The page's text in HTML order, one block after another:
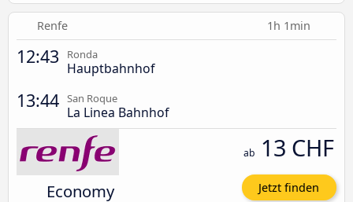
Renfe 1h 1min
12:43 Ronda
Hauptbahnhof
13:44 San Roque
La Linea Bahnhof
Economy
ab 13 CHF
Jetzt finden